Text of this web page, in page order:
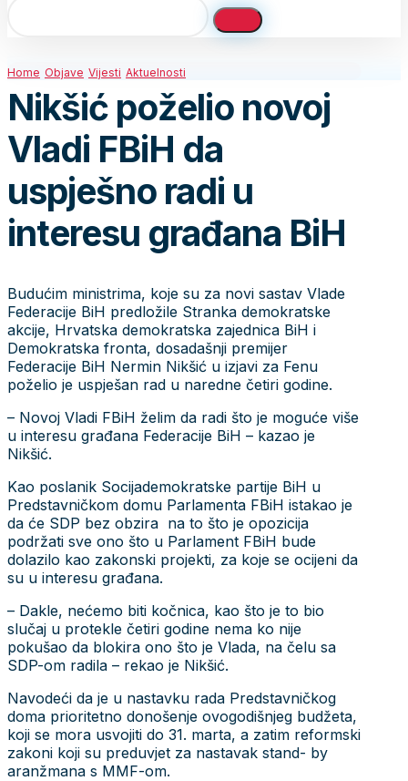
Home Objave Vijesti Aktuelnosti
Nikšić poželio novoj
Vladi FBiH da
uspješno radi u
interesu građana BiH
Budućim ministrima, koje su za novi sastav Vlade
Federacije BiH predložile Stranka demokratske
akcije, Hrvatska demokratska zajednica BiH i
Demokratska fronta, dosadašnji premijer
Federacije BiH Nermin Nikšić u izjavi za Fenu
poželio je uspješan rad u naredne četiri godine.
– Novoj Vladi FBiH želim da radi što je moguće više
u interesu građana Federacije BiH – kazao je
Nikšić.
Kao poslanik Socijademokratske partije BiH u
Predstavničkom domu Parlamenta FBiH istakao je
da će SDP bez obzira na to što je opozicija
podržati sve ono što u Parlament FBiH bude
dolazilo kao zakonski projekti, za koje se ocijeni da
su u interesu građana.
– Dakle, nećemo biti kočnica, kao što je to bio
slučaj u protekle četiri godine nema ko nije
pokušao da blokira ono što je Vlada, na čelu sa
SDP-om radila – rekao je Nikšić.
Navodeći da je u nastavku rada Predstavničkog
doma prioritetno donošenje ovogodišnjeg budžeta,
koji se mora usvojiti do 31. marta, a zatim reformski
zakoni koji su preduvjet za nastavak stand- by
aranžmana s MMF-om.